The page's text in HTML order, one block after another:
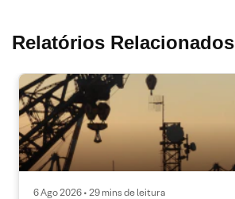
Relatórios Relacionados
6 Ago 2026 • 29 mins de leitura